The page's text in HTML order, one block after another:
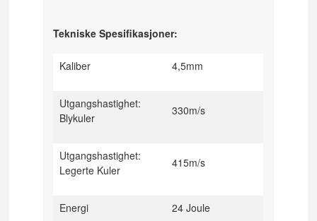
Tekniske Spesifikasjoner:
Kaliber 4,5mm
Utgangshastighet:
Blykuler
330m/s
Utgangshastighet:
Legerte Kuler
415m/s
Energi 24 Joule